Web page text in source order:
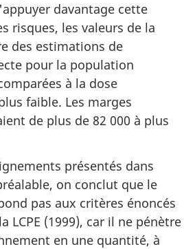
davantage cette
risques, les valeurs de la
des estimations de
pour la population
à la dose
faible. Les marges
de plus de 82 000 à plus
présentés dans
on conclut que le
pas aux critères énoncés
LCPE (1999), car il ne pénètre
en une quantité, à